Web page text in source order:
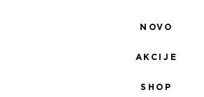
NOVO
AKCIJE
SHOP